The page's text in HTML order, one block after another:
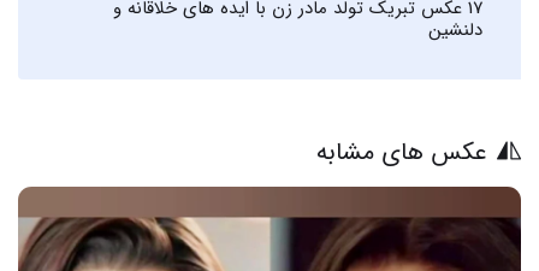
17 عکس تبریک تولد مادر زن با ایده های خلاقانه و
دلنشین
عکس های مشابه